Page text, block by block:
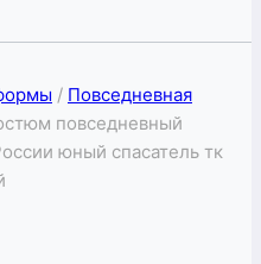
/ Повседневная
повседневный
юный спасатель тк